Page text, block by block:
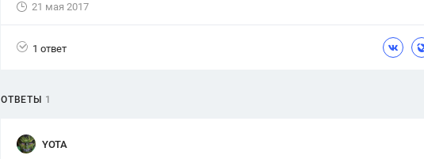
21 мая 2017
1 ответ
ОТВЕТЫ 1
YOTA